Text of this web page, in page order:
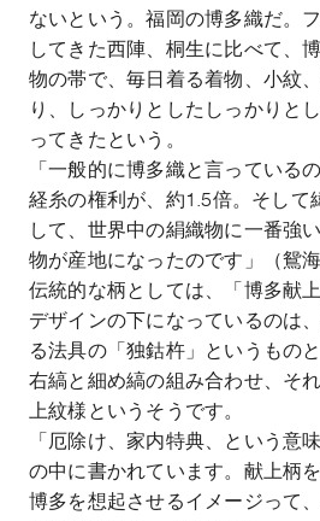
ないという。福岡の博多織だ。
してきた西陣、桐生に比べて、
物の帯で、毎日着る着物、小紋
り、しっかりとしたしっかりと
ってきたという。
「一般的に博多織と言っている
経糸の権利が、約1.5倍。そして
して、世界中の絹織物に一番強
物が産地になったのです」（鴛海
伝統的な柄としては、「博多献
デザインの下になっているのは
る法具の「独鈷杵」というもの
右縞と細め縞の組み合わせ、そ
上紋様というそうです。
「厄除け、家内特典、という意
の中に書かれています。献上柄
博多を想起させるイメージって